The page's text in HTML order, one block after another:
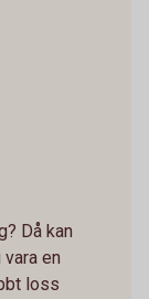
Då kan
en
loss